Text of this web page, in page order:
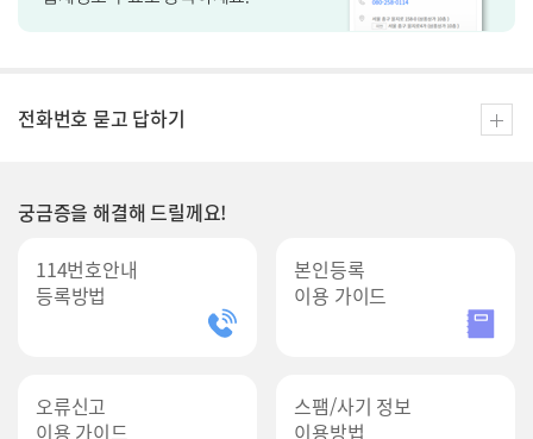
전화번호 묻고 답하기 전
화
로
가
기
궁금증을 해결해 드릴께요!
114번호안내
등록방법
본인등록
이용 가이드
오류신고
이용 가이드
스팸/사기 정보
이용방법